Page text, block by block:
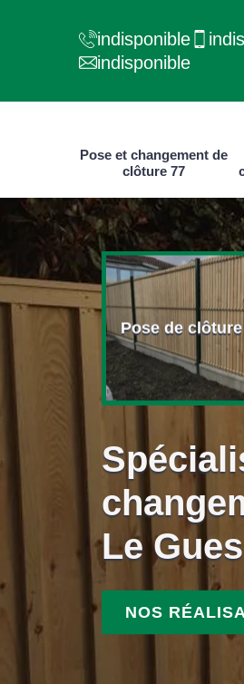
indisponible
indisponible
Pose et changement de
clôture 77
et
de
Pose de clôture
Le
NOS